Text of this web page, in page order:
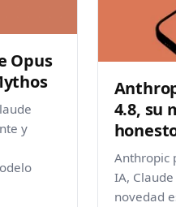
Opus
y
4.8, su
Anthropic
IA,
novedad